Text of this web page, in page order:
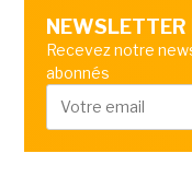
NEWSLETTER
Recevez notre
abonnés